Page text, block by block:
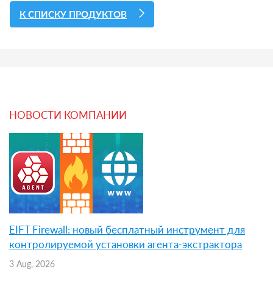
К СПИСКУ ПРОДУКТОВ
НОВОСТИ КОМПАНИИ
EIFT Firewall: новый бесплатный инструмент для
контролируемой установки агента-экстрактора
3 Aug, 2026